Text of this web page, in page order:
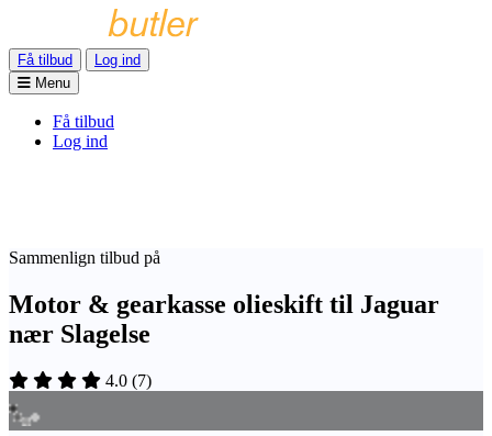
Få tilbud
Log ind
Menu
Få tilbud
Log ind
Sammenlign tilbud på
Motor & gearkasse olieskift til Jaguar
nær Slagelse
4.0 (7)